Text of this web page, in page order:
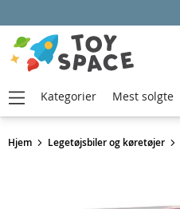
Hjem Legetøjsbiler og køretøjer
Kategorier Mest solgte